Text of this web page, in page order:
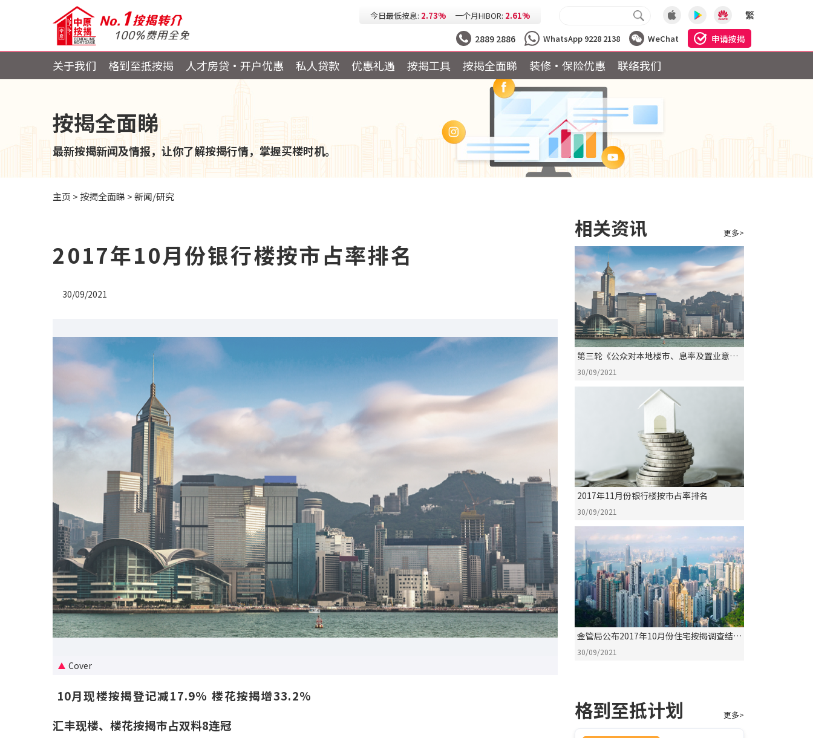
今日最低按息: 2.73% 一个月HIBOR: 2.61%
今日最低H按: 3.25%
繁
2889 2886 WhatsApp 9228 2138 WeChat 申请按揭
关于我们 格到至抵按揭 人才房贷・开户优惠 私人贷款 优惠礼遇 按揭工具 按揭全面睇 装修·保险优惠 联络我们
按揭全面睇
最新按揭新闻及情报，让你了解按揭行情，掌握买楼时机。
主页 >按揭全面睇 >新闻/研究
2017年10月份银行楼按市占率排名
30/09/2021
Cover
10月现楼按揭登记减17.9% 楼花按揭增33.2%
汇丰现楼、楼花按揭巿占双料8连冠
相关资讯 更多>
第三轮《公众对本地楼巿、息率及置业意欲
意见调查》
30/09/2021
2017年11月份银行楼按市占率排名
30/09/2021
金管局公布2017年10月份住宅按揭调查结果
评析
30/09/2021
格到至抵计划 更多>